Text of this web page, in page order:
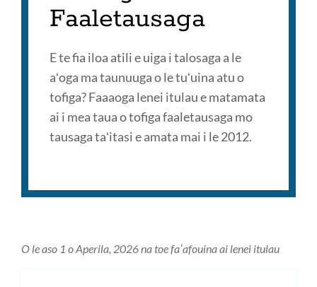
Faaletausaga
E te fia iloa atili e uiga i talosaga a le
aʻoga ma taunuuga o le tuʻuina atu o
tofiga? Faaaoga lenei itulau e matamata
ai i mea taua o tofiga faaletausaga mo
tausaga taʻitasi e amata mai i le 2012.
O le aso 1 o Aperila, 2026 na toe faʻafouina ai lenei itulau